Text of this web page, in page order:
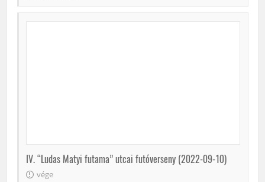
IV. “Ludas Matyi futama” utcai futóverseny (2022-09-10)
vége